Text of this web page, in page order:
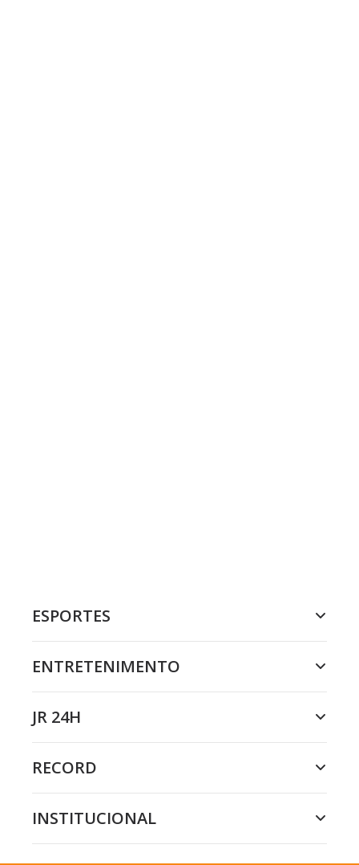
ESPORTES
ENTRETENIMENTO
JR 24H
RECORD
INSTITUCIONAL